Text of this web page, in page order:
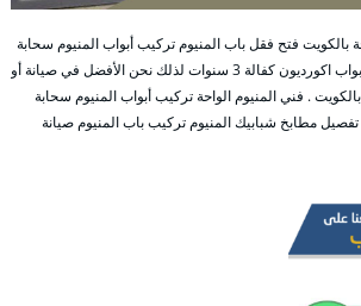
بالكويت فتح فقل باب المنيوم تركيب أبواب المنيوم سحابة
وصيانة أبواب جرارة تركيب أبواب اكورديون كفالة 3 سنوات لذلك نحن الأفضل في صيانة أو
. فني المنيوم الواحة تركيب أبواب المنيوم سحابة
مطابخ شبابيك المنيوم تركيب باب المنيوم صيانة